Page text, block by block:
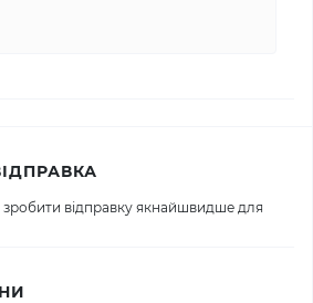
відправку якнайшвидше для